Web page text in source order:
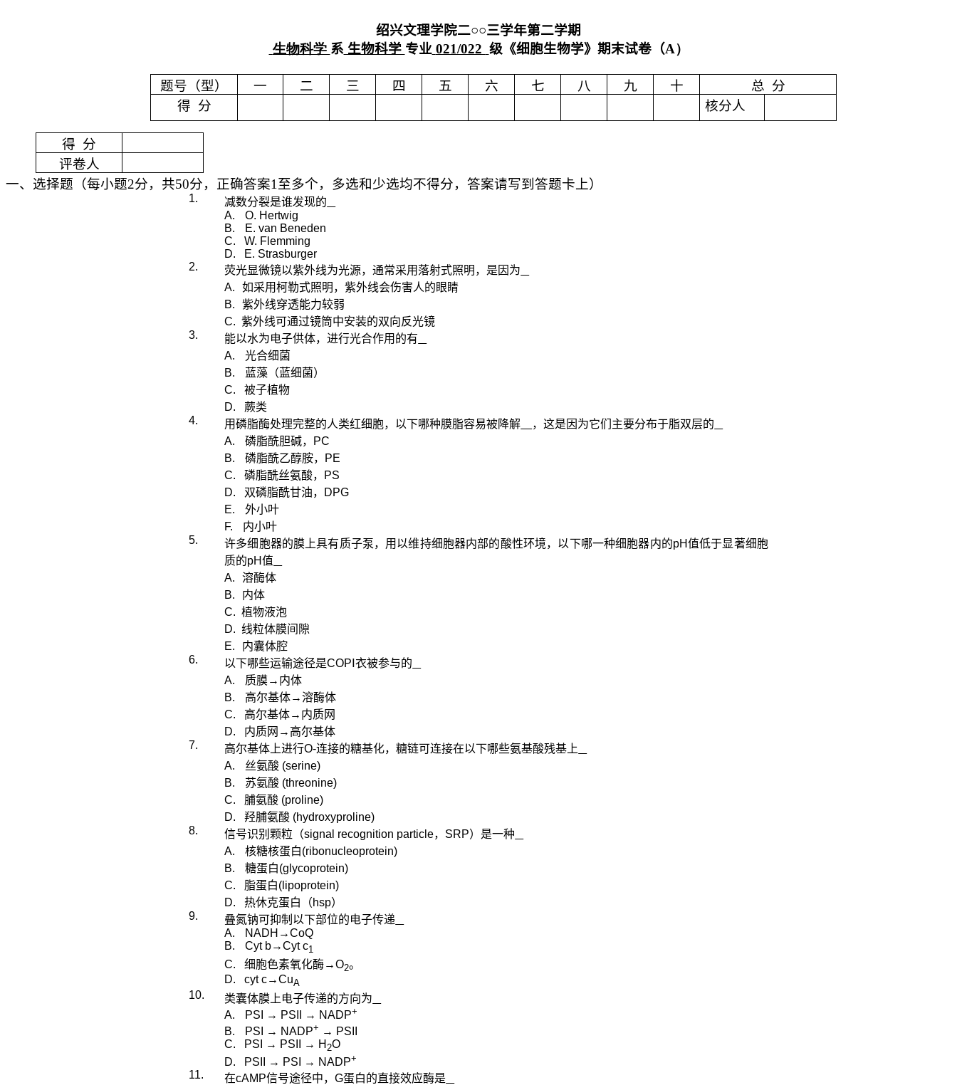
绍兴文理学院二○○三学年第二学期
生物科学 系 生物科学 专业 021/022 级《细胞生物学》期末试卷（A）
题号（型） 一 二 三 四 五 六 七 八 九 十 总 分
得 分 核分人
得 分
评卷人
一、选择题（每小题2分，共50分，正确答案1 至多个，多选和少选均不得分，答案请写到答题卡上）
1.
减数分裂是谁发现的
A.
O. Hertwig
B.
E. van Beneden
C.
W. Flemming
D.
E. Strasburger
2.
荧光显微镜以紫外线为光源，通常采用 落射式照明，是因为
A.
如采用柯勒式照明，紫外线会伤害人的眼睛
B.
紫外线穿透能力较弱
C. 紫外线可通过镜筒中安装的双向反光镜
3.
能以水为电子供体，进行光合作用的有
A.
光合细菌
B.
蓝藻（蓝细菌）
C.
被子植物
D.
蕨类
4.
用磷脂酶处理完整的人类红细胞，以下哪种膜脂容易被降解
，这是因为它们主要分布于脂双层的
A.
磷脂酰胆碱，
PC
B.
磷脂酰乙醇胺，
PE
C.
磷脂酰丝氨酸，
PS
D.
双磷脂酰甘油，
DPG
E.
外小叶
F.
内小叶
5.
许多细胞器的膜上具有质子泵，用以维持细胞器内部的酸性环境，以下哪一种细胞器内的pH值低于显著细胞
质的pH值
A.
溶酶体
B.
内体
C. 植物液泡
D. 线粒体膜间隙
E.
内囊体腔
6.
以下哪些运输途径是COPⅠ衣被参与的
A.
质膜→ 内体
B.
高尔基体→溶酶体
C.
高尔基体→ 内质网
D.
内质网 → 高尔基体
7.
高尔基体上进行O-连接的糖基化，糖链可连接在以下哪些氨基酸残基上
A.
丝氨酸 (serine)
B.
苏氨酸 (threonine)
C.
脯氨酸 (proline)
D.
羟脯氨酸 (hydroxyproline)
8.
信号识别颗粒（signal recognition particle， SRP）是一种
A.
核糖核蛋白(ribonucleoprotein)
B.
糖蛋白(glycoprotein)
C.
脂蛋白(lipoprotein)
D.
热休克蛋白（hsp）
9.
叠氮钠可抑制以下部位的电子传递
A.
NADH →CoQ
B.
Cytb→Cytc1
C. 细胞色素氧化酶→O2。
D.
cyt c→CuA
10.
类囊体膜上电子传递的方向为
A.
PSI → PSII → NADP+
B. PSI → NADP+ → PSII
C.
PSI → PSII → H 2O
D.
PSII → PSI → NADP+
11. 在cAMP信号途径中，G蛋白的直接效应酶是